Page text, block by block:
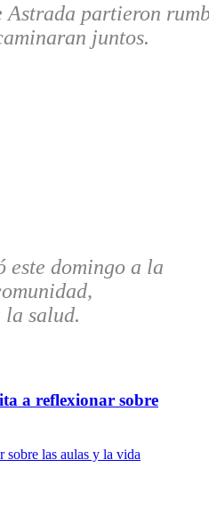
Astrada partieron
juntos.
domingo a la
la salud.
a reflexionar sobre